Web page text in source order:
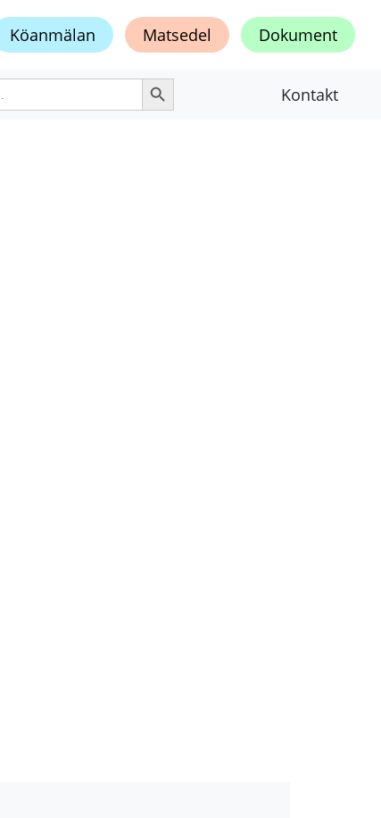
Köanmälan Matsedel Dokument
Sökknapp
Kontakt